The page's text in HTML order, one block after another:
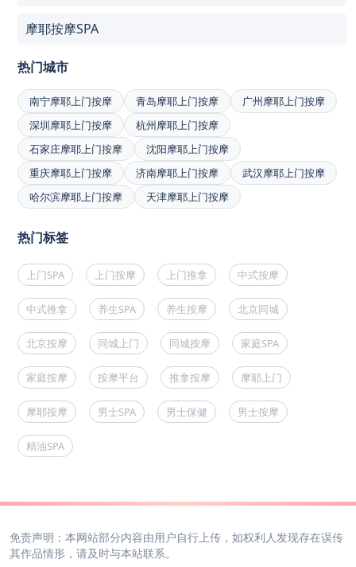
摩耶按摩SPA
热门城市
南宁摩耶上门按摩 青岛摩耶上门按摩
广州摩耶上门按摩
深圳摩耶上门按摩
杭州摩耶上门按摩
石家庄摩耶上门按摩
沈阳摩耶上门按摩
重庆摩耶上门按摩
济南摩耶上门按摩
武汉摩耶上门按摩
哈尔滨摩耶上门按摩
天津摩耶上门按摩
热门标签
上门SPA 上门按摩 上门推拿 中式按摩
中式推拿 养生SPA 养生按摩 北京同城
北京按摩 同城上门 同城按摩 家庭SPA
家庭按摩 按摩平台 推拿按摩 摩耶上门
摩耶按摩 男士SPA 男士保健 男士按摩
精油SPA
免责声明：本网站部分内容由用户自行上传，如权利人发现存在误传
其作品情形，请及时与本站联系。